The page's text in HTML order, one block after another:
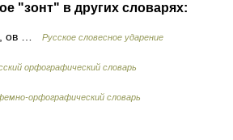
"зонт" в других словарях:
ов … Русское словесное ударение
орфографический словарь
орфографический словарь